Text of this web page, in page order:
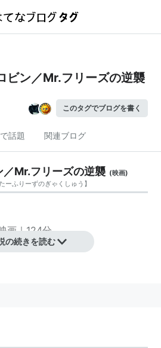
ビン／Mr.フリーズの逆襲
このタグでブログを書く
話題 関連ブログ
Mr.フリーズの逆襲 (映画)
ーふりーずのぎゃくしゅう 】
画｜124分
月2日
の続きを読む